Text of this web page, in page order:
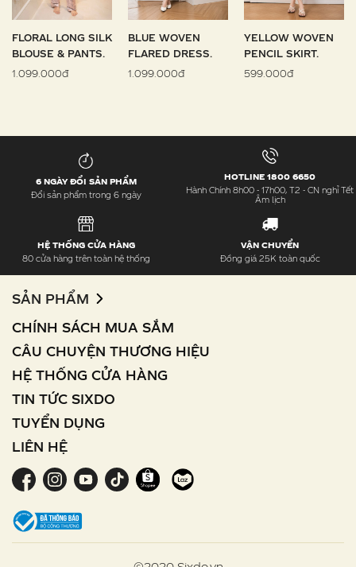
FLORAL LONG SILK
BLOUSE & PANTS.
1.099.000đ
BLUE WOVEN
FLARED DRESS.
1.099.000đ
YELLOW WOVEN
PENCIL SKIRT.
599.000đ
6 NGÀY ĐỔI SẢN PHẨM
Đổi sản phẩm trong 6 ngày
HOTLINE 1800 6650
Hành Chính 8h00 - 17h00, T2 - CN nghỉ Tết
Âm lịch
HỆ THỐNG CỬA HÀNG
80 cửa hàng trên toàn hệ thống
VẬN CHUYỂN
Đồng giá 25K toàn quốc
SẢN PHẨM
CHÍNH SÁCH MUA SẮM
CÂU CHUYỆN THƯƠNG HIỆU
HỆ THỐNG CỬA HÀNG
TIN TỨC SIXDO
TUYỂN DỤNG
LIÊN HỆ